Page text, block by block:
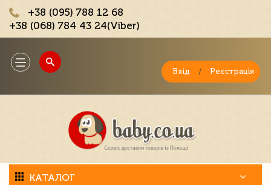
+38 (095) 788 12 68
+38 (068) 784 43 24(Viber)
Toggle
navigation
Вхід / Реєстрація
КАТАЛОГ